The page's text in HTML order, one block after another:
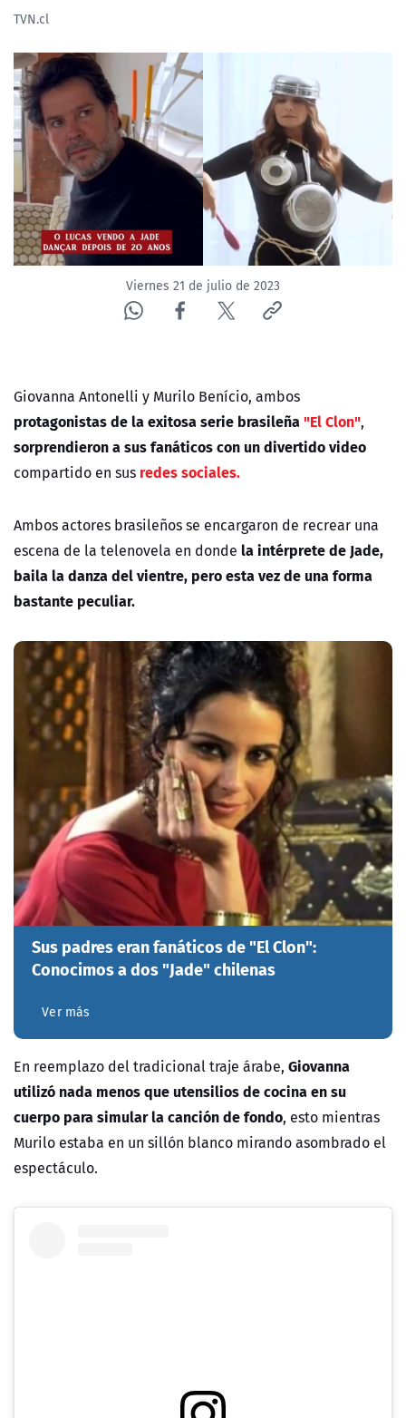
TVN.cl
Viernes 21 de julio de 2023
Giovanna Antonelli y Murilo Benício, ambos
protagonistas de la exitosa serie brasileña"El Clon",
sorprendieron a sus fanáticos con un divertido video
compartido en sus redes sociales.
Ambos actores brasileños se encargaron de recrear una
escena de la telenovela en donde la intérprete de Jade,
baila la danza del vientre, pero esta vez de una forma
bastante peculiar.
Sus padres eran fanáticos de "El Clon":
Conocimos a dos "Jade" chilenas
Ver más
En reemplazo del tradicional traje árabe, Giovanna
utilizó nada menos que utensilios de cocina en su
cuerpo para simular la canción de fondo, esto mientras
Murilo estaba en un sillón blanco mirando asombrado el
espectáculo.